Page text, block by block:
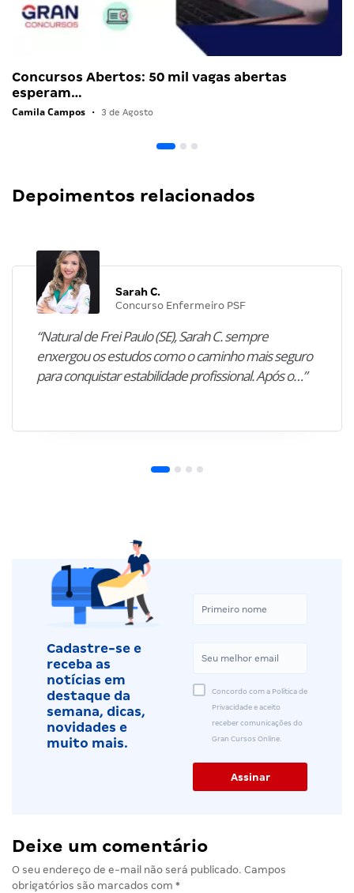
Concursos Abertos: 50 mil vagas abertas
esperam…
Camila Campos • 3 de Agosto
Depoimentos relacionados
Sarah C.
Concurso Enfermeiro PSF
“Natural de Frei Paulo (SE), Sarah C. sempre
enxergou os estudos como o caminho mais seguro
para conquistar estabilidade profissional. Após o…”
Cadastre-se e
receba as
notícias em
destaque da
semana, dicas,
novidades e
muito mais.
Concordo com a Política de
Privacidade e aceito
receber comunicações do
Gran Cursos Online.
Deixe um comentário
O seu endereço de e-mail não será publicado. Campos
obrigatórios são marcados com *